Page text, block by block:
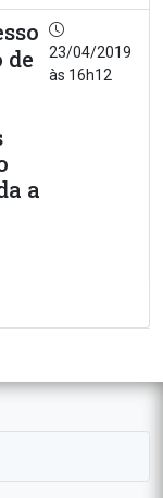
de
a
23/04/2019
às 16h12